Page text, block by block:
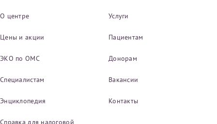
О центре Услуги
Цены и акции Пациентам
ЭКО по ОМС Донорам
Специалистам Вакансии
Энциклопедия Контакты
Справка для налоговой